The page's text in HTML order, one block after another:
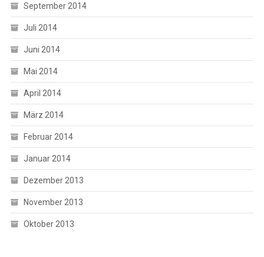
September 2014
Juli 2014
Juni 2014
Mai 2014
April 2014
März 2014
Februar 2014
Januar 2014
Dezember 2013
November 2013
Oktober 2013